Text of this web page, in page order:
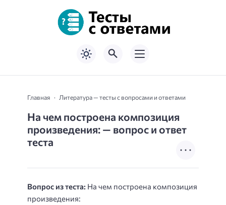
Главная Литература — тесты с вопросами и ответами
На чем построена композиция
произведения: — вопрос и ответ
теста
Вопрос из теста: На чем построена композиция
произведения: